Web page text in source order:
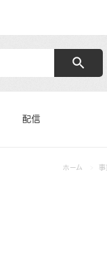
配信
ホーム